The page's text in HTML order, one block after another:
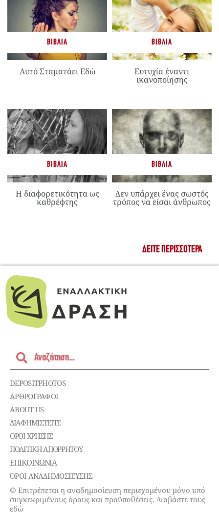
ΒΙΒΛΊΑ
Αυτό Σταματάει Εδώ
ΒΙΒΛΊΑ
Ευτυχία έναντι
ικανοποίησης
ΒΙΒΛΊΑ
Η διαφορετικότητα ως
καθρέφτης
ΒΙΒΛΊΑ
Δεν υπάρχει ένας σωστός
τρόπος να είσαι άνθρωπος
ΔΕΊΤΕ ΠΕΡΙΣΣΌΤΕΡΑ
DEPOSITPHOTOS
ΑΡΘΡΟΓΡΑΦΟΙ
ABOUT US
ΔΙΑΦΗΜΙΣΤΕΊΤΕ
ΌΡΟΙ ΧΡΉΣΗΣ
ΠΟΛΙΤΙΚΉ ΑΠΟΡΡΉΤΟΥ
ΕΠΙΚΟΙΝΩΝΊΑ
ΌΡΟΙ ΑΝΑΔΗΜΟΣΙΕΥΣΗΣ
© Επιτρέπεται η αναδημοσίευση περιεχομένου μόνο υπό
συγκεκριμένους όρους και προϋποθέσεις. Διαβάστε τους
εδώ